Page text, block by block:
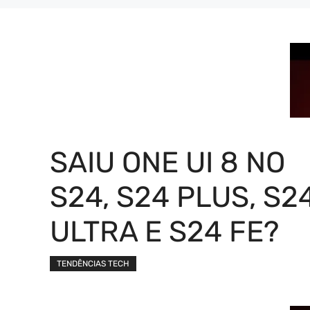
SAIU ONE UI 8 NO
S24, S24 PLUS,
ULTRA E S24 FE?
TENDÊNCIAS TECH